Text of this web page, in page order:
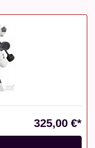
325,00 €*